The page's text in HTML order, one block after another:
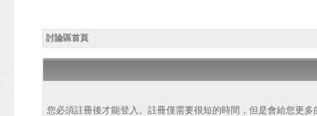
討論區首頁
您必須註冊後才能登入。註冊僅需要很短的時間，但是會給您更多